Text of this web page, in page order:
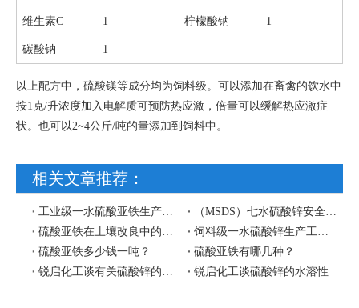
维生素C 1 柠檬酸钠 1
碳酸钠 1
以上配方中，硫酸镁等成分均为饲料级。可以添加在畜禽的饮水中
按1 克/升浓度加入电解质可预防热应激，倍量可以缓解热应激症
状。也可以 2~4公斤/吨的量添加到饲料中。
相关文章推荐：
硫酸亚铁多少钱一吨？
硫酸亚铁有哪几种？
锐启化工谈硫酸锌的水溶性